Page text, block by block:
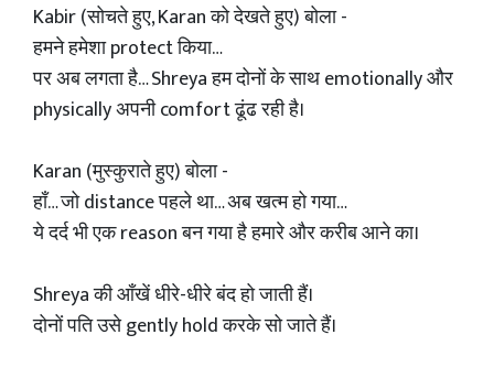
Kabir (सोचते हुए, Karan को देखते हुए) बोला -
हमने हमेशा protect किया…
पर अब लगता है… Shreya हम दोनों के साथ emotionally और
physically अपनी comfort ढूंढ रही है।
Karan (मुस्कुराते हुए) बोला -
हाँ… जो distance पहले था… अब खत्म हो गया…
ये दर्द भी एक reason बन गया है हमारे और करीब आने का।
Shreya की आँखें धीरे-धीरे बंद हो जाती हैं।
दोनों पति उसे gently hold करके सो जाते हैं।